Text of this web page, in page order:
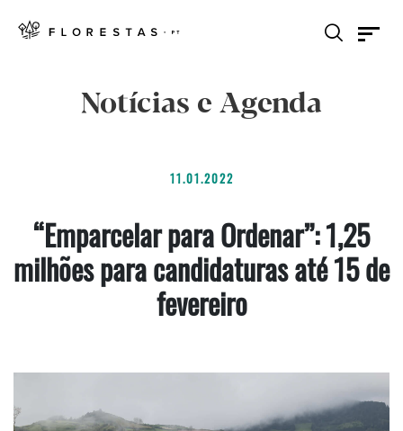
Notícias e Agenda
11.01.2022
“Emparcelar para Ordenar”: 1,25
milhões para candidaturas até 15 de
fevereiro